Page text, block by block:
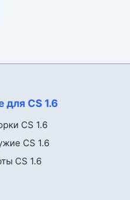
для CS 1.6
CS 1.6
CS 1.6
CS 1.6